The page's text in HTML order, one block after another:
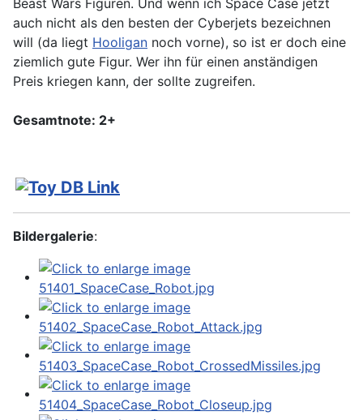
Beast Wars Figuren. Und wenn ich Space Case jetzt
auch nicht als den besten der Cyberjets bezeichnen
will (da liegt Hooligan noch vorne), so ist er doch eine
ziemlich gute Figur. Wer ihn für einen anständigen
Preis kriegen kann, der sollte zugreifen.
Gesamtnote: 2+
Bildergalerie: